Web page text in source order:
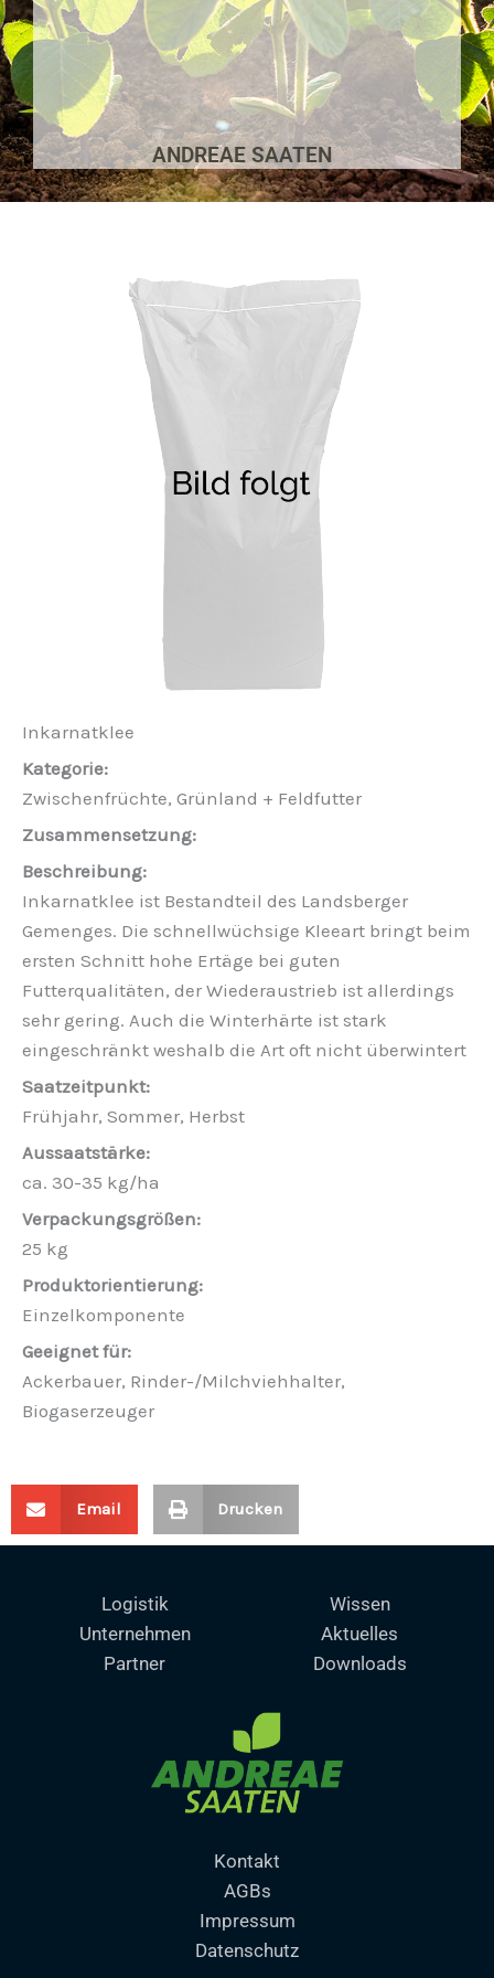
ANDREAE SAATEN
Inkarnatklee
Zwischenfrüchte, Grünland + Feldfutter
Inkarnatklee ist Bestandteil des Landsberger
Gemenges. Die schnellwüchsige Kleeart bringt beim
ersten Schnitt hohe Ertäge bei guten
Futterqualitäten, der Wiederaustrieb ist allerdings
sehr gering. Auch die Winterhärte ist stark
eingeschränkt weshalb die Art oft nicht überwintert
Frühjahr, Sommer, Herbst
ca. 30-35 kg/ha
25 kg
Einzelkomponente
Ackerbauer, Rinder-/Milchviehhalter,
Biogaserzeuger
Email Drucken
Logistik
Unternehmen
Partner
Wissen
Aktuelles
Downloads
Kontakt
AGBs
Impressum
Datenschutz